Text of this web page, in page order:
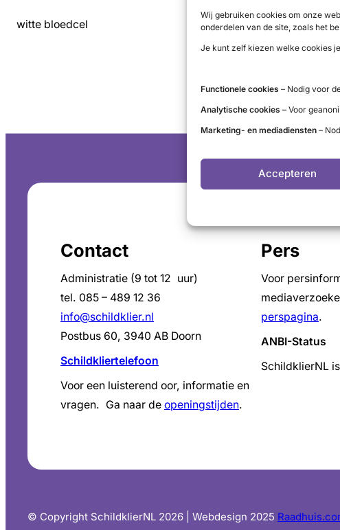
Wij gebruiken cookies om onze
onderdelen van de site, zoals het
Je kunt zelf kiezen welke cookies
Functionele cookies – Nodig voor
Analytische cookies – Voor
Marketing- en mediadiensten –
Accepteren
witte bloedcel
Contact
Administratie (9 tot 12 uur)
tel. 085 – 489 12 36
info@schildklier.nl
Postbus 60, 3940 AB Doorn
Schildkliertelefoon
Voor een luisterend oor, informatie en
vragen. Ga naar de openingstijden.
Pers
Voor
perspagina.
ANBI-Status
SchildklierNL is
© Copyright SchildklierNL 2026 | Webdesign 2025